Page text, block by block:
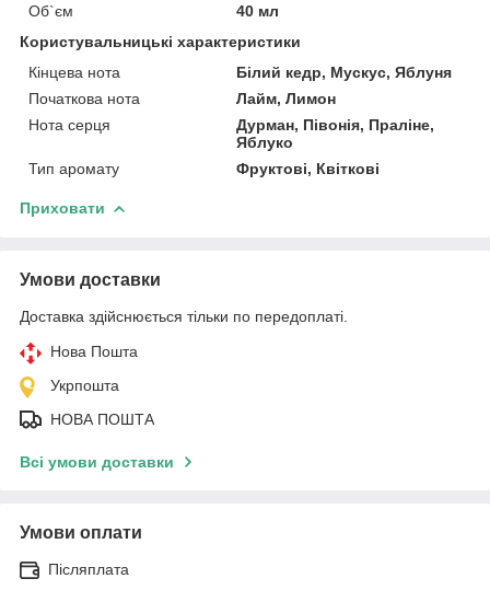
Об`єм
40 мл
Користувальницькі характеристики
Кінцева нота
Білий кедр, Мускус, Яблуня
Початкова нота
Лайм, Лимон
Нота серця
Дурман, Півонія, Праліне,
Яблуко
Тип аромату
Фруктові, Квіткові
Приховати
Умови доставки
Доставка здійснюється тільки по передоплаті.
Нова Пошта
Укрпошта
НОВА ПОШТА
Всі умови доставки
Умови оплати
Післяплата